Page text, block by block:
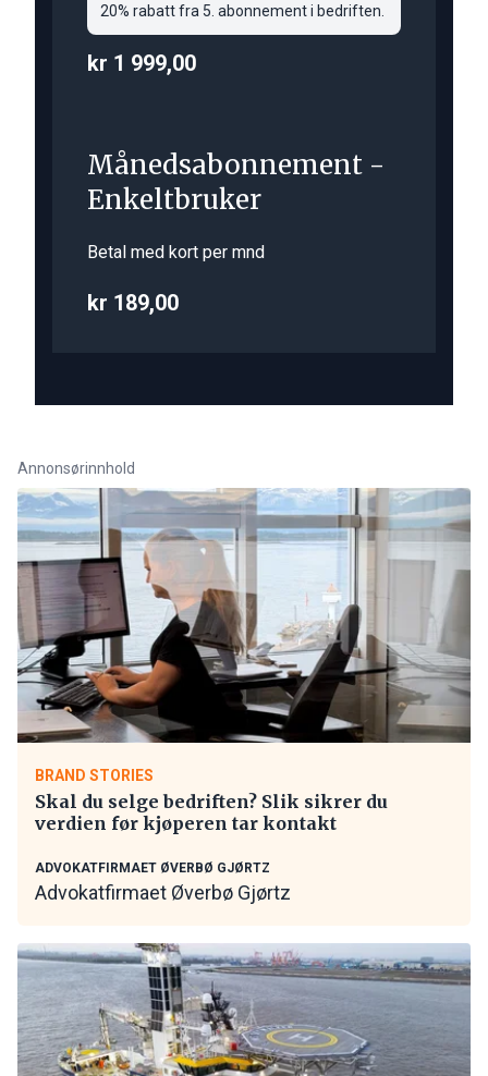
20% rabatt fra 5. abonnement i bedriften.
kr 1 999,00
Månedsabonnement -
Enkeltbruker
Betal med kort per mnd
kr 189,00
Annonsørinnhold
BRAND STORIES
Skal du selge bedriften? Slik sikrer du
verdien før kjøperen tar kontakt
ADVOKATFIRMAET ØVERBØ GJØRTZ
Advokatfirmaet Øverbø Gjørtz